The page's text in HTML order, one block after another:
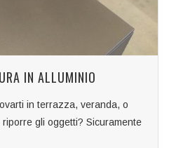
IN ALLUMINIO
in terrazza, veranda, o
gli oggetti? Sicuramente